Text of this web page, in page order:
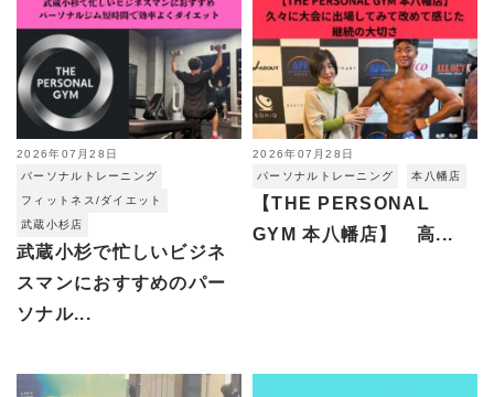
2026年07月28日
パーソナルトレーニング
フィットネス/ダイエット
武蔵小杉店
武蔵小杉で忙しいビジネ
スマンにおすすめのパー
ソナル...
2026年07月28日
パーソナルトレーニング
本八幡店
【THE PERSONAL
GYM 本八幡店】 高...